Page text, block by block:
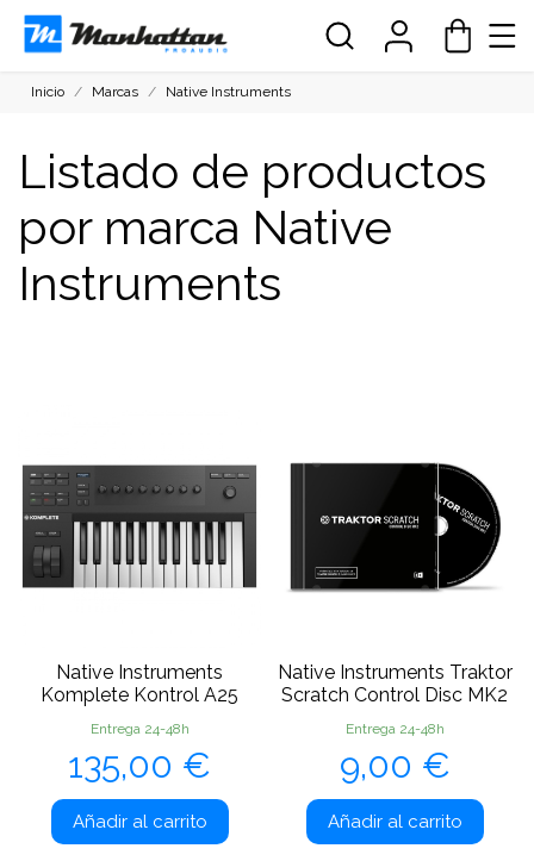
Inicio Marcas Native Instruments
Listado de productos
por marca Native
Instruments
Native Instruments
Komplete Kontrol A25
Entrega 24-48h
Precio
135,00 €
Añadir al carrito
Native Instruments Traktor
Scratch Control Disc MK2
Entrega 24-48h
Precio
9,00 €
Añadir al carrito